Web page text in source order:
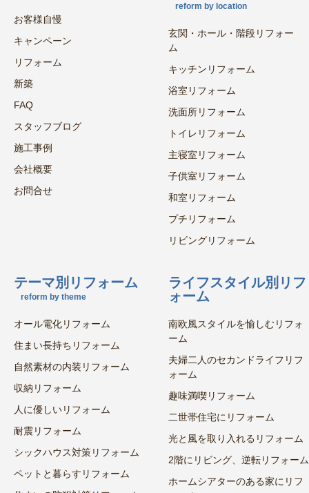
お客様自慢
キャンペーン
リフォーム
新築
FAQ
スタッフブログ
施工事例
会社概要
お問合せ
reform by location
玄関・ホール・階段リフォー
ム
キッチンリフォーム
浴室リフォーム
洗面所リフォーム
トイレリフォーム
主寝室リフォーム
子供室リフォーム
和室リフォーム
プチリフォーム
リビングリフォーム
テーマ別リフォーム
reform by theme
オール電化リフォーム
住まい長持ちリフォーム
自然素材の内装リフォーム
収納リフォーム
人に優しいリフォーム
耐震リフォーム
シックハウス対策リフォーム
ペットと暮らすリフォーム
ライフスタイル別リフ
ォーム
南欧風スタイルを愉しむリフォ
ーム
夫婦二人のセカンドライフリフ
ォーム
趣味満喫リフォーム
二世帯住宅にリフォーム
光と風を取り入れるリフォーム
2階にリビング、逆転リフォーム
ホームシアターのある家にリフ